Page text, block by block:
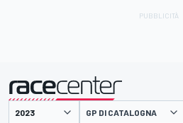
presentato da GP DI CATALOGNA